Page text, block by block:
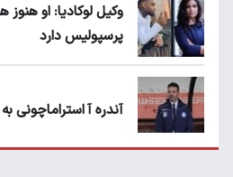
وکیل لوکادیا: او
پرسپولیس دارد
آندره آ استراماچونی